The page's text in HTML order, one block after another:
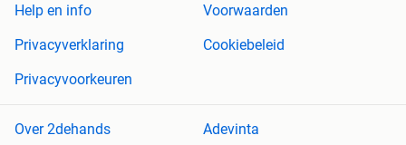
Help en info
Voorwaarden
Privacyverklaring
Cookiebeleid
Privacyvoorkeuren
Over 2dehands Adevinta